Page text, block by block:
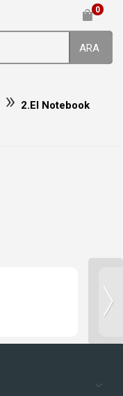
0
ARA
» 2.El Notebook